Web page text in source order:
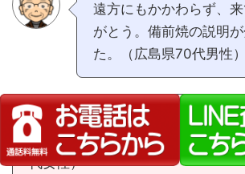
遠方にもかかわらず、
がとう。備前焼の説明
た。（広島県70代男性）
遠方まで来て頂き、売れない物も
取って頂き助かりました。（広島
代女性）